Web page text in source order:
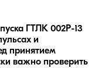
ГТЛК 002P-13
и
принятием
важно проверить